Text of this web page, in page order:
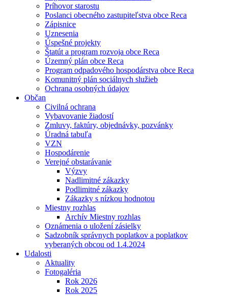
Príhovor starostu
Poslanci obecného zastupiteľstva obce Reca
Zápisnice
Uznesenia
Úspešné projekty
Štatút a program rozvoja obce Reca
Územný plán obce Reca
Program odpadového hospodárstva obce Reca
Komunitný plán sociálnych služieb
Ochrana osobných údajov
Občan
Civilná ochrana
Vybavovanie žiadostí
Zmluvy, faktúry, objednávky, pozvánky
Úradná tabuľa
VZN
Hospodárenie
Verejné obstarávanie
Výzvy
Nadlimitné zákazky
Podlimitné zákazky
Zákazky s nízkou hodnotou
Miestny rozhlas
Archív Miestny rozhlas
Oznámenia o uložení zásielky
Sadzobník správnych poplatkov a poplatkov
vyberaných obcou od 1.4.2024
Udalosti
Aktuality
Fotogaléria
Rok 2026
Rok 2025